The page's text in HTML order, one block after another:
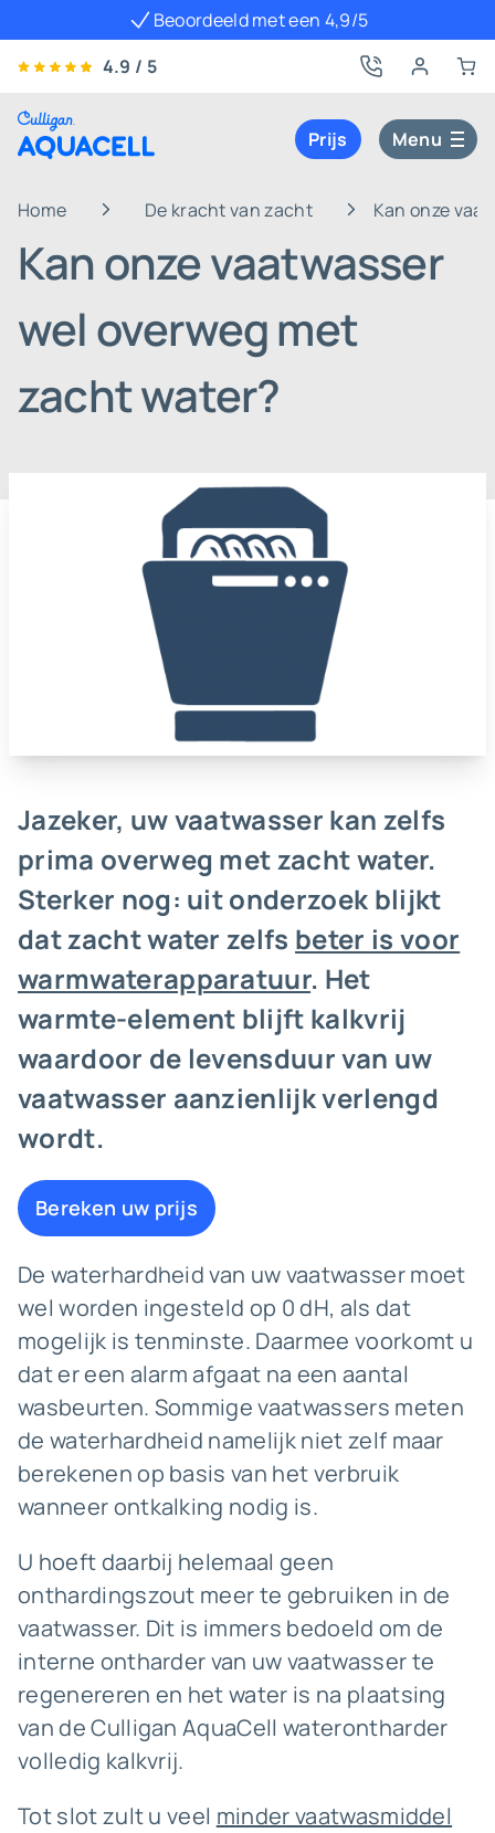
Beoordeeld met een 4,9/5
4.9 / 5
Prijs Menu
Home De kracht van zacht Kan onze
Kan onze vaatwasser
wel overweg met
zacht water?
Jazeker, uw vaatwasser kan zelfs
prima overweg met zacht water.
Sterker nog: uit onderzoek blijkt
dat zacht water zelfs beter is voor
warmwaterapparatuur. Het
warmte-element blijft kalkvrij
waardoor de levensduur van uw
vaatwasser aanzienlijk verlengd
wordt.
Bereken uw prijs
De waterhardheid van uw vaatwasser moet
wel worden ingesteld op 0 dH, als dat
mogelijk is tenminste. Daarmee voorkomt u
dat er een alarm afgaat na een aantal
wasbeurten. Sommige vaatwassers meten
de waterhardheid namelijk niet zelf maar
berekenen op basis van het verbruik
wanneer ontkalking nodig is.
U hoeft daarbij helemaal geen
onthardingszout meer te gebruiken in de
vaatwasser. Dit is immers bedoeld om de
interne ontharder van uw vaatwasser te
regenereren en het water is na plaatsing
van de Culligan AquaCell waterontharder
volledig kalkvrij.
Tot slot zult u veel minder vaatwasmiddel